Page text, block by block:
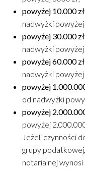
powyżej 10.000
nadwyżki powyżej
powyżej 30.000
nadwyżki powyżej
powyżej 60.000
nadwyżki powyżej
powyżej
od nadwyżki
powyżej
powyżej
Jeżeli czynności
grupy
notarialnej wynosi